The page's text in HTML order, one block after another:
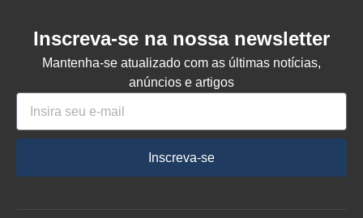
Inscreva-se na nossa newsletter
Mantenha-se atualizado com as últimas notícias,
anúncios e artigos
Inscreva-se